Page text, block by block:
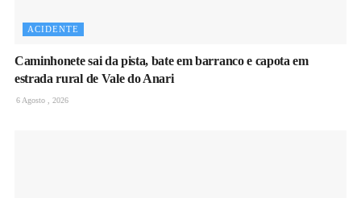
ACIDENTE
Caminhonete sai da pista, bate em barranco e capota em
estrada rural de Vale do Anari
6 Agosto , 2026